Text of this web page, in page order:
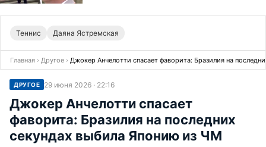
Теннис Даяна Ястремская
Главная › Другое › Джокер Анчелотти спасает фаворита: Бразилия на
ДРУГОЕ 29 июня 2026 · 22:16
Джокер Анчелотти спасает
фаворита: Бразилия на последних
секундах выбила Японию из ЧМ